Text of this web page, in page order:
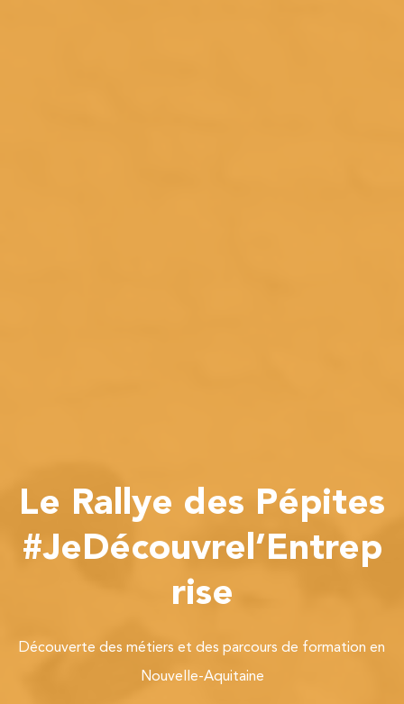
Le Rallye des Pépites
#JeDécouvrel’Entrep
rise
Découverte des métiers et des parcours de formation en
Nouvelle-Aquitaine